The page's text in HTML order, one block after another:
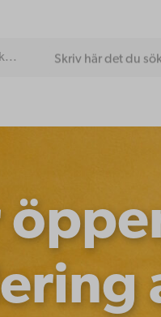
Skriv här det du